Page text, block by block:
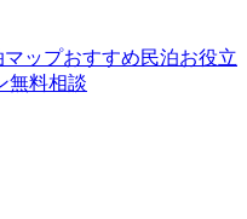
マップおすすめ民泊お役立
無料相談